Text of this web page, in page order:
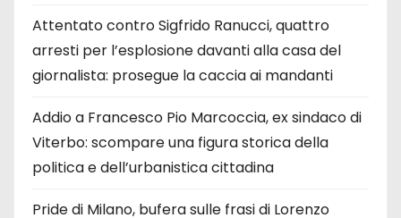
Attentato contro Sigfrido Ranucci, quattro
arresti per l’esplosione davanti alla casa del
giornalista: prosegue la caccia ai mandanti
Addio a Francesco Pio Marcoccia, ex sindaco di
Viterbo: scompare una figura storica della
politica e dell’urbanistica cittadina
Pride di Milano, bufera sulle frasi di Lorenzo